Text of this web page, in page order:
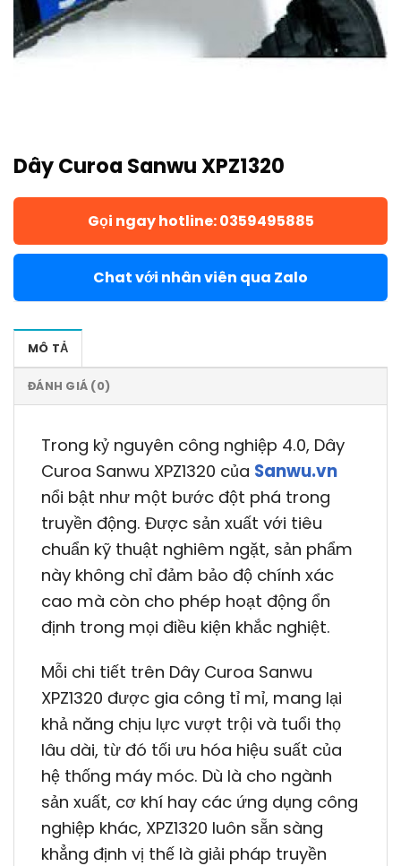
Dây Curoa Sanwu XPZ1320
Gọi ngay hotline: 0359495885
Chat với nhân viên qua Zalo
MÔ TẢ
ĐÁNH GIÁ (0)
Trong kỷ nguyên công nghiệp 4.0, Dây
Curoa Sanwu XPZ1320 của Sanwu.vn
nổi bật như một bước đột phá trong
truyền động. Được sản xuất với tiêu
chuẩn kỹ thuật nghiêm ngặt, sản phẩm
này không chỉ đảm bảo độ chính xác
cao mà còn cho phép hoạt động ổn
định trong mọi điều kiện khắc nghiệt.
Mỗi chi tiết trên Dây Curoa Sanwu
XPZ1320 được gia công tỉ mỉ, mang lại
khả năng chịu lực vượt trội và tuổi thọ
lâu dài, từ đó tối ưu hóa hiệu suất của
hệ thống máy móc. Dù là cho ngành
sản xuất, cơ khí hay các ứng dụng công
nghiệp khác, XPZ1320 luôn sẵn sàng
khẳng định vị thế là giải pháp truyền